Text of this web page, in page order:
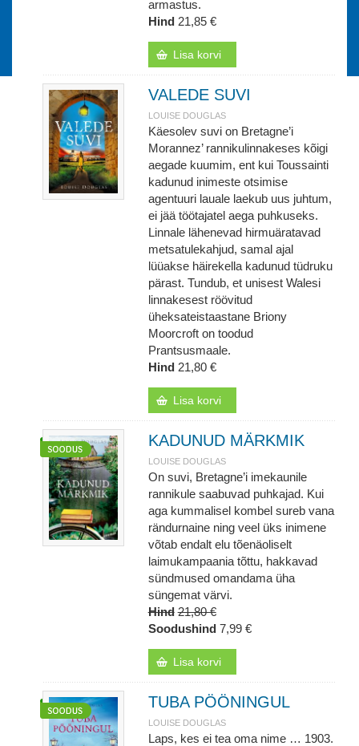
armastus.
Hind 21,85 €
Lisa korvi
VALEDE SUVI
LOUISE DOUGLAS
Käesolev suvi on Bretagne’i
Morannez’ rannikulinnakeses kõigi
aegade kuumim, ent kui Toussainti
kadunud inimeste otsimise
agentuuri lauale laekub uus juhtum,
ei jää töötajatel aega puhkuseks.
Linnale lähenevad hirmuäratavad
metsatulekahjud, samal ajal
lüüakse häirekella kadunud tüdruku
pärast. Tundub, et unisest Walesi
linnakesest röövitud
üheksateistaastane Briony
Moorcroft on toodud
Prantsusmaale.
Hind 21,80 €
Lisa korvi
KADUNUD MÄRKMIK
LOUISE DOUGLAS
On suvi, Bretagne’i imekaunile
rannikule saabuvad puhkajad. Kui
aga kummalisel kombel sureb vana
rändurnaine ning veel üks inimene
võtab endalt elu tõenäoliselt
laimukampaania tõttu, hakkavad
sündmused omandama üha
süngemat värvi.
Hind 21,80 €
Soodushind 7,99 €
Lisa korvi
TUBA PÖÖNINGUL
LOUISE DOUGLAS
Laps, kes ei tea oma nime … 1903.